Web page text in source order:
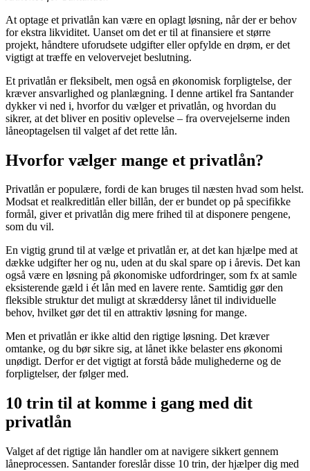
At optage et privatlån kan være en oplagt løsning, når der er behov
for ekstra likviditet. Uanset om det er til at finansiere et større
projekt, håndtere uforudsete udgifter eller opfylde en drøm, er det
vigtigt at træffe en velovervejet beslutning.
Et privatlån er fleksibelt, men også en økonomisk forpligtelse, der
kræver ansvarlighed og planlægning. I denne artikel fra Santander
dykker vi ned i, hvorfor du vælger et privatlån, og hvordan du
sikrer, at det bliver en positiv oplevelse – fra overvejelserne inden
låneoptagelsen til valget af det rette lån.
Hvorfor vælger mange et privatlån?
Privatlån er populære, fordi de kan bruges til næsten hvad som helst.
Modsat et realkreditlån eller billån, der er bundet op på specifikke
formål, giver et privatlån dig mere frihed til at disponere pengene,
som du vil.
En vigtig grund til at vælge et privatlån er, at det kan hjælpe med at
dække udgifter her og nu, uden at du skal spare op i årevis. Det kan
også være en løsning på økonomiske udfordringer, som fx at samle
eksisterende gæld i ét lån med en lavere rente. Samtidig gør den
fleksible struktur det muligt at skræddersy lånet til individuelle
behov, hvilket gør det til en attraktiv løsning for mange.
Men et privatlån er ikke altid den rigtige løsning. Det kræver
omtanke, og du bør sikre sig, at lånet ikke belaster ens økonomi
unødigt. Derfor er det vigtigt at forstå både mulighederne og de
forpligtelser, der følger med.
10 trin til at komme i gang med dit
privatlån
Valget af det rigtige lån handler om at navigere sikkert gennem
låneprocessen. Santander foreslår disse 10 trin, der hjælper dig med